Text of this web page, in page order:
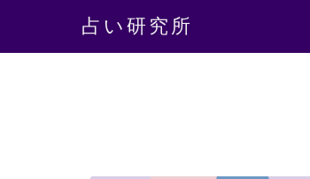
占い研究所